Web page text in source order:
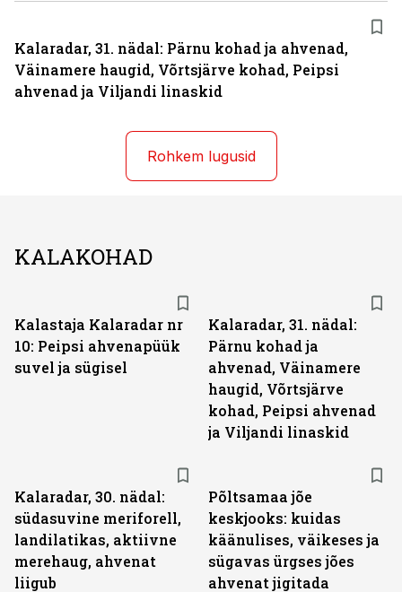
Kalaradar, 31. nädal: Pärnu kohad ja ahvenad,
Väinamere haugid, Võrtsjärve kohad, Peipsi
ahvenad ja Viljandi linaskid
Rohkem lugusid
KALAKOHAD
Kalastaja Kalaradar nr
10: Peipsi ahvenapüük
suvel ja sügisel
Kalaradar, 31. nädal:
Pärnu kohad ja
ahvenad, Väinamere
haugid, Võrtsjärve
kohad, Peipsi ahvenad
ja Viljandi linaskid
Kalaradar, 30. nädal:
südasuvine meriforell,
landilatikas, aktiivne
merehaug, ahvenat
liigub
Põltsamaa jõe
keskjooks: kuidas
käänulises, väikeses ja
sügavas ürgses jões
ahvenat jigitada